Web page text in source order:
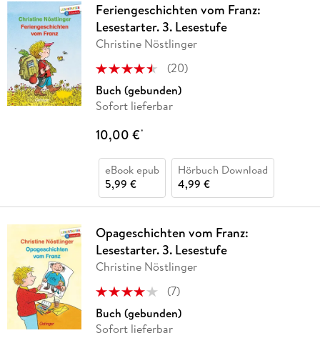
Feriengeschichten vom Franz:
Lesestarter. 3. Lesestufe
Christine Nöstlinger
(20)
Buch (gebunden)
Sofort lieferbar
10,00 €*
eBook epub
5,99 €
Hörbuch Download
4,99 €
Opageschichten vom Franz:
Lesestarter. 3. Lesestufe
Christine Nöstlinger
(7)
Buch (gebunden)
Sofort lieferbar